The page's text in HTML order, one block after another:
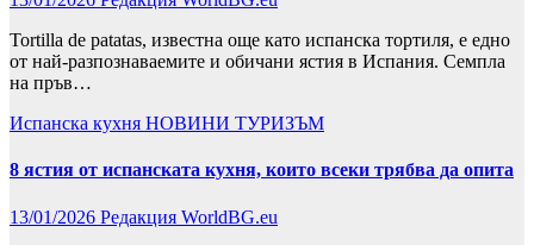
Tortilla de patatas, известна още като испанска тортиля, е едно
от най-разпознаваемите и обичани ястия в Испания. Семпла
на пръв…
Испанска кухня НОВИНИ ТУРИЗЪМ
8 ястия от испанската кухня, които всеки трябва да опита
13/01/2026 Редакция WorldBG.eu